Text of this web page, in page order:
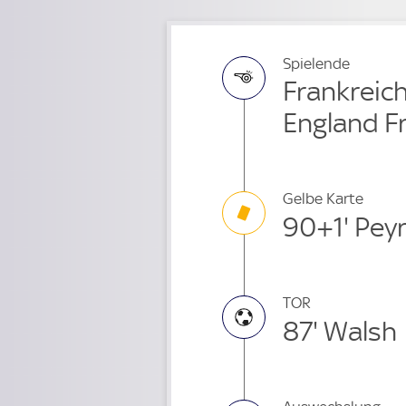
Spielende
England
Gelbe Karte
90+1'
TOR
87' Walsh